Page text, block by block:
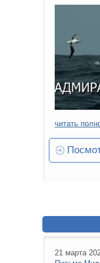
читать
21 марта